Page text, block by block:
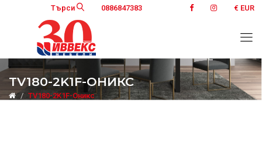
Търси 0886847383 € EUR
TV180-2K1F-ОНИКС
TV180-2K1F-Оникс